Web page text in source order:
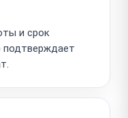
и срок
подтверждает